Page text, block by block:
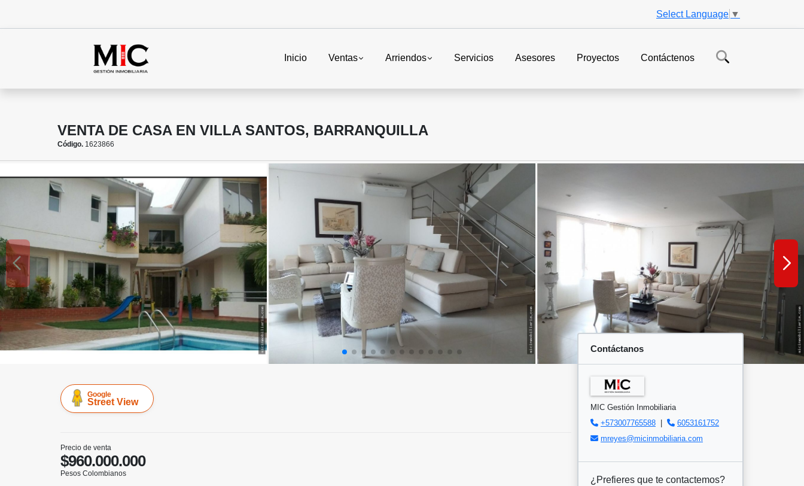
Select Language ▼
Inicio Ventas Arriendos Servicios Asesores Proyectos Contáctenos
VENTA DE CASA EN VILLA SANTOS, BARRANQUILLA
Código. 1623866
Google
Street View
Precio de venta
$960.000.000
Pesos Colombianos
Contáctanos
MIC Gestión Inmobiliaria
+573007765588
6053161752
mreyes@micinmobiliaria.com
¿Prefieres que te contactemos?